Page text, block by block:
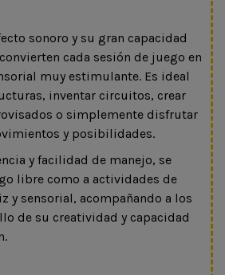
sonoro y su gran capacidad
cada sesión de juego en
muy estimulante. Es ideal
inventar circuitos, crear
o simplemente disfrutar
y posibilidades.
y facilidad de manejo, se
libre como a actividades de
y sensorial, acompañando a los
de su creatividad y capacidad